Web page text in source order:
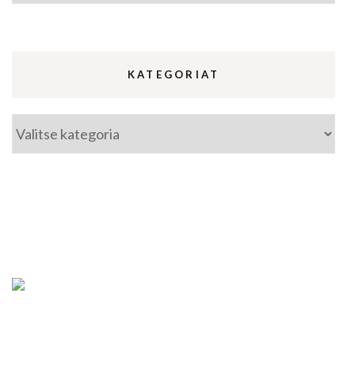
KATEGORIAT
Kategoriat